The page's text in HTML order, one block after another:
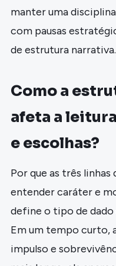
manter uma
com pausas
de estrutura narrativa.
Como a
afeta a
e escolhas?
Por que as três
entender caráter e
define o tipo de dado
Em um tempo curto,
impulso e